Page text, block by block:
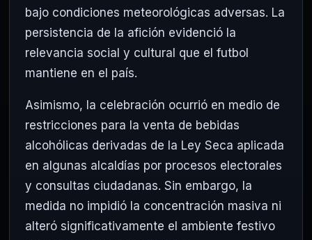
bajo condiciones meteorológicas adversas. La
persistencia de la afición evidenció la
relevancia social y cultural que el futbol
mantiene en el país.
Asimismo, la celebración ocurrió en medio de
restricciones para la venta de bebidas
alcohólicas derivadas de la Ley Seca aplicada
en algunas alcaldías por procesos electorales
y consultas ciudadanas. Sin embargo, la
medida no impidió la concentración masiva ni
alteró significativamente el ambiente festivo